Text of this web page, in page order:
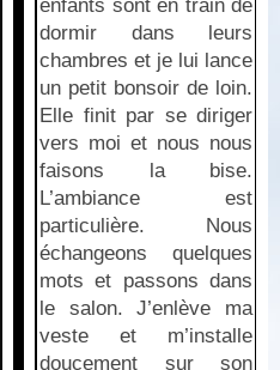
enfants sont en train de
dormir dans leurs
chambres et je lui lance
un petit bonsoir de loin.
Elle finit par se diriger
vers moi et nous nous
faisons la bise.
L’ambiance est
particulière. Nous
échangeons quelques
mots et passons dans
le salon. J’enlève ma
veste et m’installe
doucement sur son